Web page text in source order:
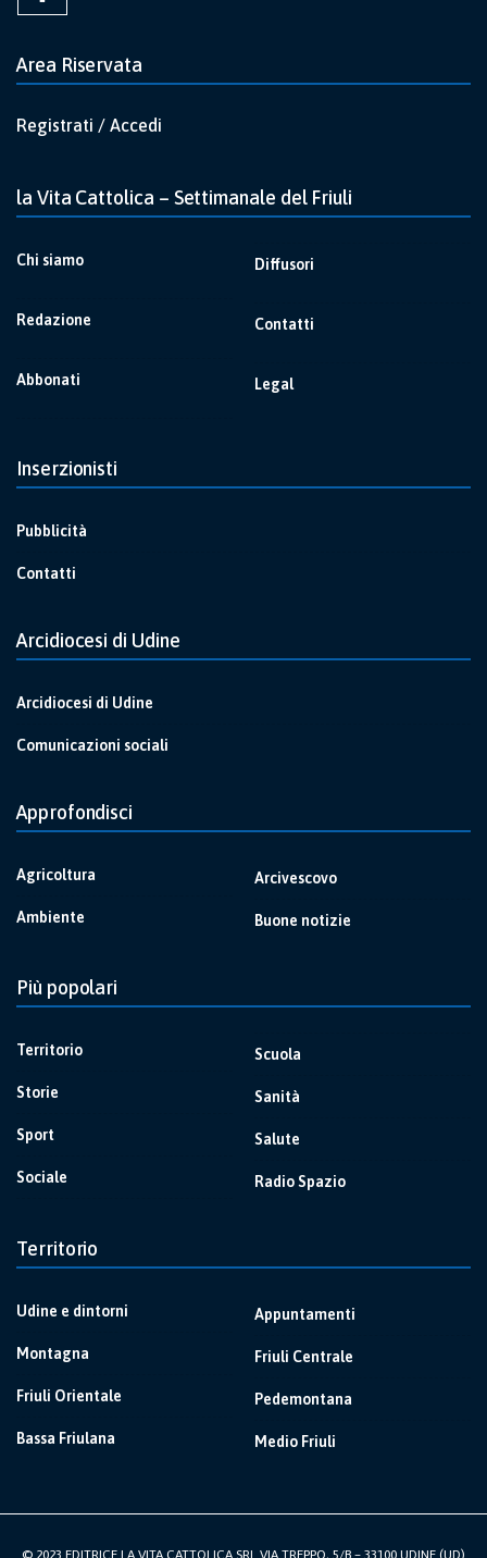
Area Riservata
Registrati / Accedi
la Vita Cattolica – Settimanale del Friuli
Chi siamo
Redazione
Abbonati
Diffusori
Contatti
Legal
Inserzionisti
Pubblicità
Contatti
Arcidiocesi di Udine
Arcidiocesi di Udine
Comunicazioni sociali
Approfondisci
Agricoltura
Ambiente
Arcivescovo
Buone notizie
Più popolari
Territorio
Storie
Sport
Sociale
Scuola
Sanità
Salute
Radio Spazio
Territorio
Udine e dintorni
Montagna
Friuli Orientale
Bassa Friulana
Appuntamenti
Friuli Centrale
Pedemontana
Medio Friuli